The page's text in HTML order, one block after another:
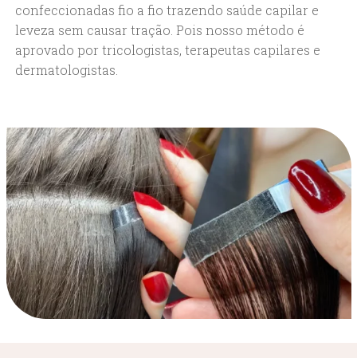
confeccionadas fio a fio trazendo saúde capilar e
leveza sem causar tração. Pois nosso método é
aprovado por tricologistas, terapeutas capilares e
dermatologistas.